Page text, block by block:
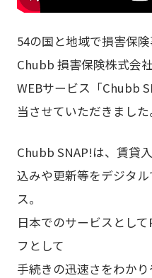
54の国と地域で損害保
Chubb 損害保険株式会社
WEBサービス「Chubb
当させていただきました
Chubb SNAP!は、賃貸
込みや更新等をデジタ
ス。
日本でのサービスとし
フとして
手続きの迅速さをわか